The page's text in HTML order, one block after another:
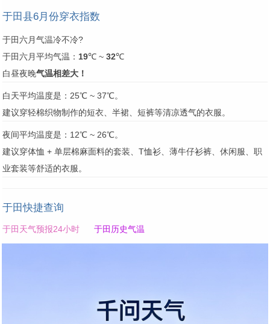
于田县6月份穿衣指数
于田六月气温冷不冷?
于田六月平均气温： 19℃ ~ 32℃
白昼夜晚气温相差大！
白天平均温度是：25℃ ~ 37℃。
建议穿轻棉织物制作的短衣、半裙、短裤等清凉透气的衣服。
夜间平均温度是：12℃ ~ 26℃。
建议穿体恤 + 单层棉麻面料的套装、T恤衫、薄牛仔衫裤、休闲服、职
业套装等舒适的衣服。
于田快捷查询
于田天气预报24小时 于田历史气温